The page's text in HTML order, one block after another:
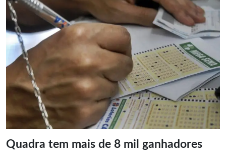
Quadra tem mais de 8 mil ganhadores